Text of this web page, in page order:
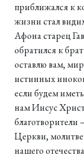
приближался к
жизни стал
Афона старец
обратился к
оставлю вам,
истинных
если будем
нам Иисус
Церкви,
нашего